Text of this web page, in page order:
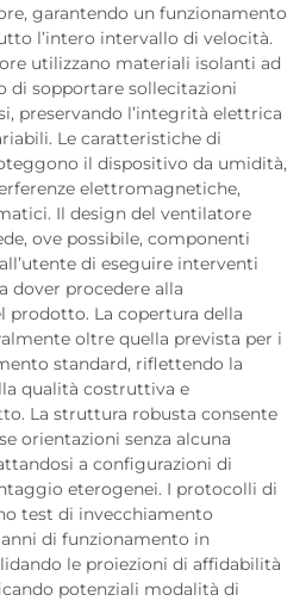
garantendo un funzionamento
l’intero intervallo di velocità.
utilizzano materiali isolanti ad
di sopportare sollecitazioni
preservando l’integrità elettrica
Le caratteristiche di
il dispositivo da umidità,
elettromagnetiche,
Il design del ventilatore
ove possibile, componenti
di eseguire interventi
dover procedere alla
prodotto. La copertura della
oltre quella prevista per i
standard, riflettendo la
qualità costruttiva e
La struttura robusta consente
orientazioni senza alcuna
a configurazioni di
eterogenei. I protocolli di
test di invecchiamento
di funzionamento in
le proiezioni di affidabilità
potenziali modalità di